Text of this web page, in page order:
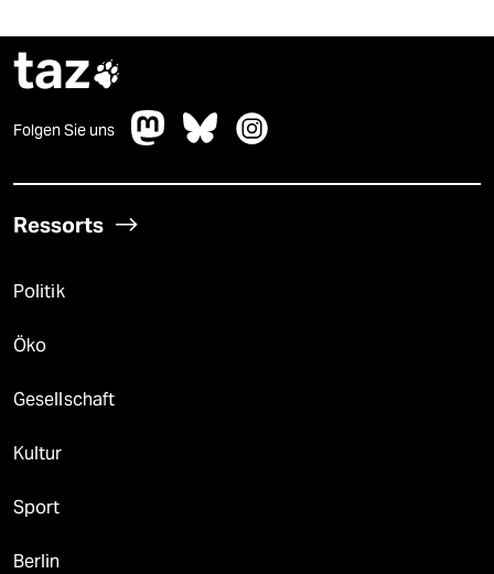
taz
Folgen Sie uns
Ressorts
Politik
Öko
Gesellschaft
Kultur
Sport
Berlin